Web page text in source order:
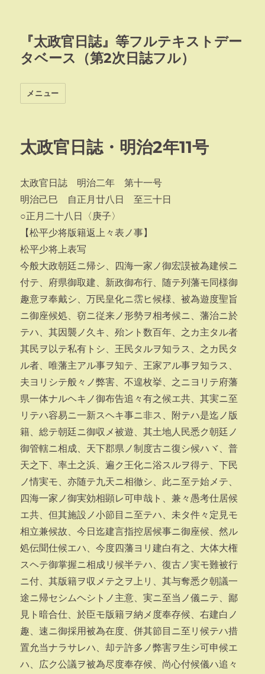
『太政官日誌』等フルテキストデー
タベース（第2次日誌フル）
メニュー
太政官日誌・明治2年11号
太政官日誌 明治二年 第十一号
明治己巳 自正月廿八日 至三十日
○正月二十八日〈庚子〉
【松平少将版籍返上々表ノ事】
松平少将上表写
今般大政朝廷ニ帰シ、四海一家ノ御宏謨被為建候ニ
付テ、府県御取建、新政御布行、随テ列藩モ同様御
趣意ヲ奉戴シ、万民皇化ニ霑ヒ候様、被為遊度聖旨
ニ御座候処、窃ニ従来ノ形勢ヲ相考候ニ、藩治ニ於
テハ、其因襲ノ久キ、殆ント数百年、之カ主タル者
其民ヲ以テ私有トシ、王民タルヲ知ラス、之カ民タ
ル者、唯藩主アル事ヲ知テ、王家アル事ヲ知ラス、
夫ヨリシテ般々ノ弊害、不遑枚挙、之ニヨリテ府藩
県一体ナルヘキノ御布告追々有之候エ共、其実ニ至
リテハ容易ニ一新スヘキ事ニ非ス、附テハ是迄ノ版
籍、総テ朝廷ニ御収メ被遊、其土地人民悉ク朝廷ノ
御管轄ニ相成、天下郡県ノ制度古ニ復シ候ハヾ、普
天之下、率土之浜、遍ク王化ニ浴スルヲ得テ、下民
ノ情実モ、亦随テ九天ニ相徹シ、此ニ至テ始メテ、
四海一家ノ御実効相顕レ可申哉ト、兼々愚考仕居候
エ共、但其施設ノ小節目ニ至テハ、未タ件々定見モ
相立兼候故、今日迄建言指控居候事ニ御座候、然ル
処伝聞仕候エハ、今度四藩ヨリ建白有之、大体大権
スヘテ御掌握ニ相成リ候半テハ、復古ノ実モ難被行
ニ付、其版籍ヲ収メテ之ヲ上リ、其与奪悉ク朝議一
途ニ帰セシムヘシトノ主意、実ニ至当ノ儀ニテ、鄙
見ト暗合仕、於臣モ版籍ヲ納メ度奉存候、右建白ノ
趣、速ニ御採用被為在度、併其節目ニ至リ候テハ措
置允当ナラサレハ、却テ許多ノ弊害ヲ生シ可申候エ
ハ、広ク公議ヲ被為尽度奉存候、尚心付候儀ハ追々